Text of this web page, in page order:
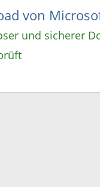
von
und sicherer